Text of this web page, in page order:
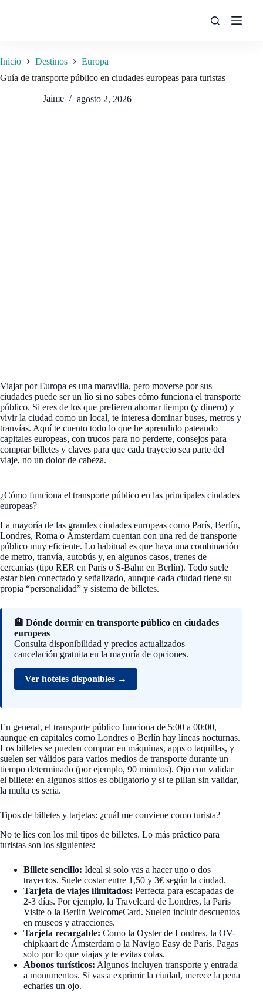
Inicio Destinos
Europa
Guía de transporte público en ciudades europeas para turistas
Jaime agosto 2, 2026
Viajar por Europa es una maravilla, pero moverse por sus
ciudades puede ser un lío si no sabes cómo funciona el transporte
público. Si eres de los que prefieren ahorrar tiempo (y dinero) y
vivir la ciudad como un local, te interesa dominar buses, metros y
tranvías. Aquí te cuento todo lo que he aprendido pateando
capitales europeas, con trucos para no perderte, consejos para
comprar billetes y claves para que cada trayecto sea parte del
viaje, no un dolor de cabeza.
¿Cómo funciona el transporte público en las principales ciudades
europeas?
La mayoría de las grandes ciudades europeas como París, Berlín,
Londres, Roma o Ámsterdam cuentan con una red de transporte
público muy eficiente. Lo habitual es que haya una combinación
de metro, tranvía, autobús y, en algunos casos, trenes de
cercanías (tipo RER en París o S-Bahn en Berlín). Todo suele
estar bien conectado y señalizado, aunque cada ciudad tiene su
propia “personalidad” y sistema de billetes.
🏨 Dónde dormir en transporte público en ciudades
europeas
Consulta disponibilidad y precios actualizados —
cancelación gratuita en la mayoría de opciones.
Ver hoteles disponibles →
En general, el transporte público funciona de 5:00 a 00:00,
aunque en capitales como Londres o Berlín hay líneas nocturnas.
Los billetes se pueden comprar en máquinas, apps o taquillas, y
suelen ser válidos para varios medios de transporte durante un
tiempo determinado (por ejemplo, 90 minutos). Ojo con validar
el billete: en algunos sitios es obligatorio y si te pillan sin validar,
la multa es seria.
Tipos de billetes y tarjetas: ¿cuál me conviene como turista?
No te líes con los mil tipos de billetes. Lo más práctico para
turistas son los siguientes:
Billete sencillo: Ideal si solo vas a hacer uno o dos
trayectos. Suele costar entre 1,50 y 3€ según la ciudad.
Tarjeta de viajes ilimitados: Perfecta para escapadas de
2-3 días. Por ejemplo, la Travelcard de Londres, la Paris
Visite o la Berlin WelcomeCard. Suelen incluir descuentos
en museos y atracciones.
Tarjeta recargable: Como la Oyster de Londres, la OV-
chipkaart de Ámsterdam o la Navigo Easy de París. Pagas
solo por lo que viajas y te evitas colas.
Abonos turísticos: Algunos incluyen transporte y entrada
a monumentos. Si vas a exprimir la ciudad, merece la pena
echarles un ojo.